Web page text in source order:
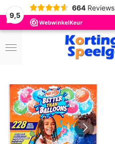
9,5
664 Reviews